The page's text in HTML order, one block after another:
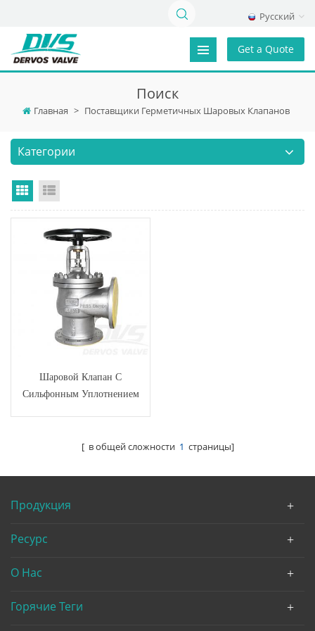
Русский
Get a Quote
Поиск
Главная > Поставщики Герметичных Шаровых Клапанов
Категории
Grid View
Шаровой Клапан С
Сильфонным Уплотнением
[ в общей сложности 1 страницы]
Продукция
Ресурс
О Нас
Горячие Теги